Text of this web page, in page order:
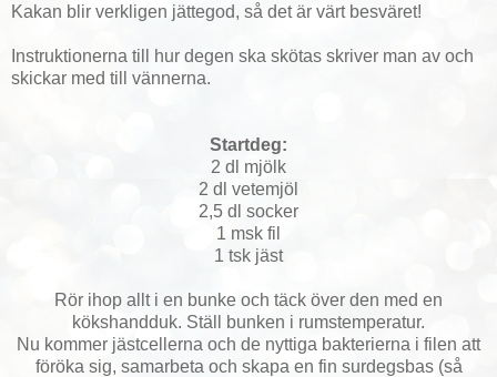
Kakan blir verkligen jättegod, så det är värt besväret!
Instruktionerna till hur degen ska skötas skriver man av och
skickar med till vännerna.
Startdeg:
2 dl mjölk
2 dl vetemjöl
2,5 dl socker
1 msk fil
1 tsk jäst
Rör ihop allt i en bunke och täck över den med en
kökshandduk. Ställ bunken i rumstemperatur.
Nu kommer jästcellerna och de nyttiga bakterierna i filen att
föröka sig, samarbeta och skapa en fin surdegsbas (så